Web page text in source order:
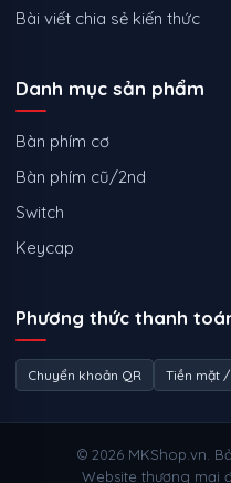
Bài viết chia sẻ kiến thức
Danh mục sản phẩm
Bàn phím cơ
Bàn phím cũ/2nd
Switch
Keycap
Phương thức thanh
Chuyển khoản QR Tiền mặt /
© 2026 MKShop.vn.
Website thương mại